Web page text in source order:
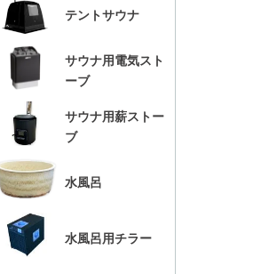
テントサウナ
サウナ用電気スト
ーブ
サウナ用薪ストー
ブ
水風呂
水風呂用チラー